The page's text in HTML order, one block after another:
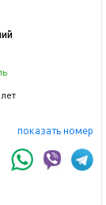
показать номер
88-62